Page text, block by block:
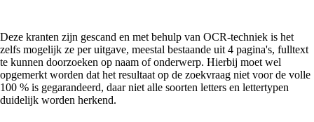
Deze kranten zijn gescand en met behulp van OCR-techniek is het
zelfs mogelijk ze per uitgave, meestal bestaande uit 4 pagina's, fulltext
te kunnen doorzoeken op naam of onderwerp. Hierbij moet wel
opgemerkt worden dat het resultaat op de zoekvraag niet voor de volle
100 % is gegarandeerd, daar niet alle soorten letters en lettertypen
duidelijk worden herkend.